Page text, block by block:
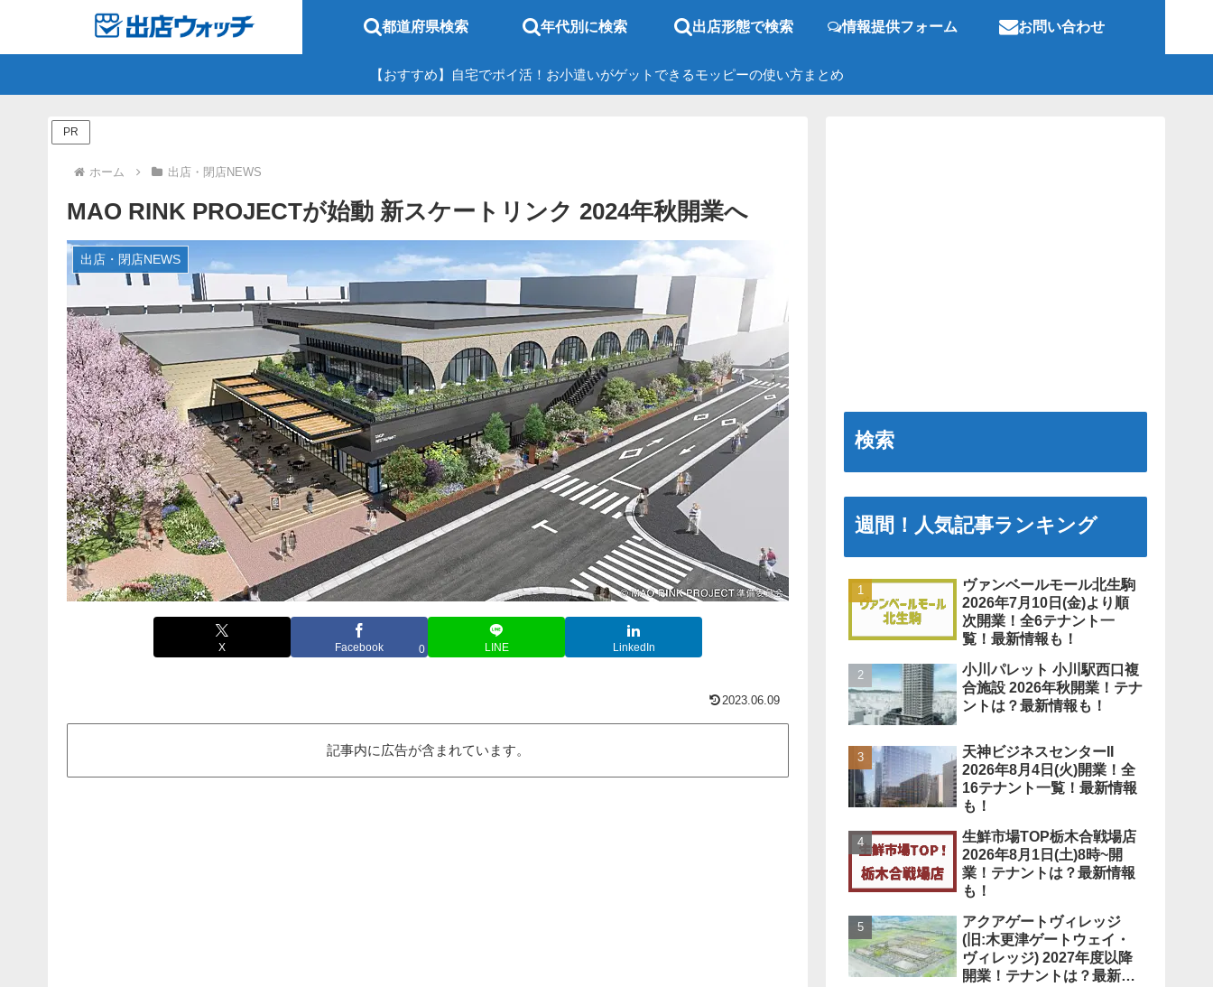
都道府県検索 年代別に検索 出店形態で検索 情報提供フォーム お問い合わせ
【おすすめ】自宅でポイ活！お小遣いがゲットできるモッピーの使い方まとめ
PR
ホーム 出店・閉店NEWS
MAO RINK PROJECTが始動 新スケートリンク 2024年秋開業へ
出店・閉店NEWS
X Facebook 0 LINE LinkedIn
2023.06.09
記事内に広告が含まれています。
検索
週間！人気記事ランキング
ヴァンベールモール北生駒
2026年7月10日(金)より順
次開業！全6テナント一
覧！最新情報も！
小川パレット 小川駅西口複
合施設 2026年秋開業！テナ
ントは？最新情報も！
天神ビジネスセンターII
2026年8月4日(火)開業！全
16テナント一覧！最新情報
も！
生鮮市場TOP栃木合戦場店
2026年8月1日(土)8時~開
業！テナントは？最新情報
も！
アクアゲートヴィレッジ
(旧:木更津ゲートウェイ・
ヴィレッジ) 2027年度以降
開業！テナントは？最新情